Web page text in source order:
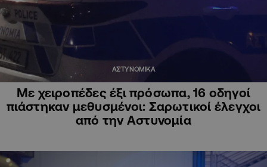
ΑΣΤΥΝΟΜΙΚΑ
Με χειροπέδες έξι πρόσωπα, 16 οδηγοί
πιάστηκαν μεθυσμένοι: Σαρωτικοί έλεγχοι
από την Αστυνομία